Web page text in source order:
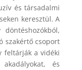
és társadalmi
keresztül. A
szakértő csoport
feltárják a vidéki
és